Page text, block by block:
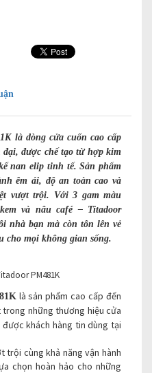
là dòng cửa cuốn cao cấp
được chế tạo từ hợp kim
nan elip tinh tế. Sản phẩm
êm ái, độ an toàn cao và
vượt trội. Với 3 gam màu
và nâu café – Titadoor
nhà bạn mà còn tôn lên vẻ
cho mọi không gian sống.
PM481K
là sản phẩm cao cấp đến
những thương hiệu cửa
khách hàng tin dùng tại
cùng khả năng vận hành
chọn hoàn hảo cho những